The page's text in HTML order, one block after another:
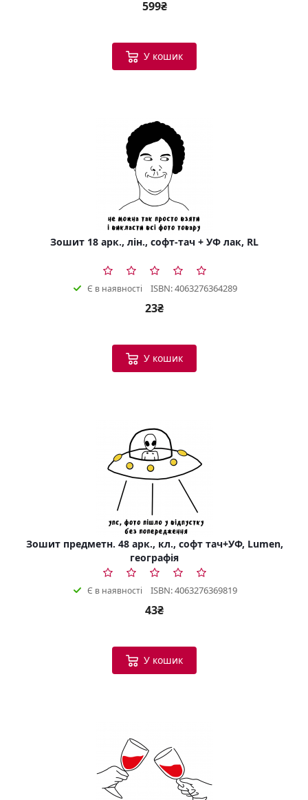
599₴
У кошик
Зошит 18 арк., лін., софт-тач + УФ лак, RL
Є в наявності ISBN: 4063276364289
23₴
У кошик
Зошит предметн. 48 арк., кл., софт тач+УФ, Lumen,
географія
Є в наявності ISBN: 4063276369819
43₴
У кошик